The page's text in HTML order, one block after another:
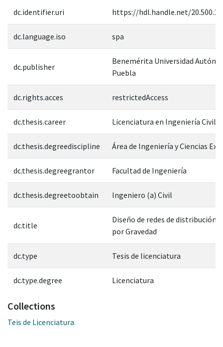
dc.identifier.uri https://hdl.handle.net/
dc.language.iso spa
dc.publisher
Benemérita Universidad
Puebla
dc.rights.acces restrictedAccess
dc.thesis.career Licenciatura en Ingeniería Civil
dc.thesis.degreediscipline Área de Ingeniería y Ciencias
dc.thesis.degreegrantor Facultad de Ingeniería
dc.thesis.degreetoobtain Ingeniero (a) Civil
dc.title
Diseño de redes de distribución
por Gravedad
dc.type Tesis de licenciatura
dc.type.degree Licenciatura
Collections
Teis de Licenciatura